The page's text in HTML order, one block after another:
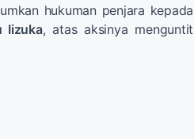
hukuman penjara kepada
Iizuka, atas aksinya menguntit